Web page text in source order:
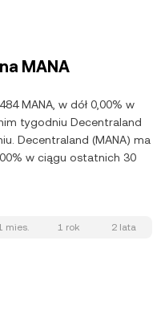
MANA
MANA, w dół 0,00% w
tygodniu Decentraland
Decentraland (MANA) ma
w ciągu ostatnich 30
mies. 1 rok 2 lata